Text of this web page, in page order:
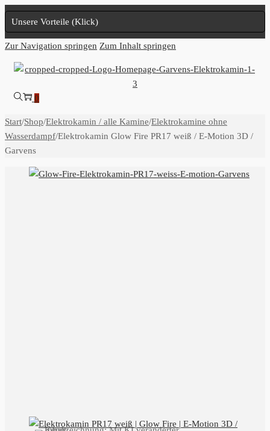
Unsere Vorteile (Klick)
Zur Navigation springen Zum Inhalt springen
0
Start/Shop/Elektrokamin / alle Kamine/Elektrokamine ohne
Wasserdampf/Elektrokamin Glow Fire PR17 weiß / E-Motion 3D /
Garvens